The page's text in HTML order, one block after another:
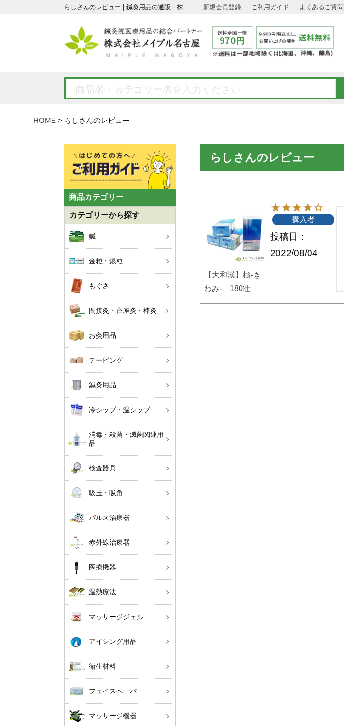
らしさんのレビュー | 鍼灸用品の通販 株式会社メイプル名古屋 新規会員登録 ご利用ガイド よくあるご質問
HOME らしさんのレビュー
商品カテゴリー
カテゴリーから探す
鍼
金粒・銀粒
もぐさ
間接灸・台座灸・棒灸
お灸用品
テーピング
鍼灸用品
冷シップ・温シップ
消毒・殺菌・滅菌関連用
品
検査器具
吸玉・吸角
パルス治療器
赤外線治療器
医療機器
温熱療法
マッサージジェル
アイシング用品
衛生材料
フェイスペーパー
マッサージ機器
らしさんのレビュー
【大和漢】極-き
わみ- 180壮
購入者
投稿日
2022/08/04